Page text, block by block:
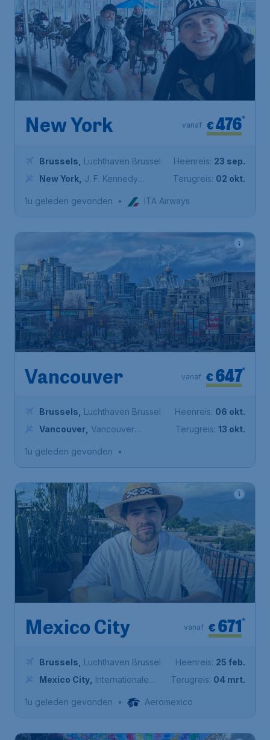
New York €476*
vanaf
Brussels
Luchthaven Brussel
New York J. F. Kennedy
Heenreis: 23 sep.
Terugreis: 02 okt.
1u geleden gevonden • ITA Airways
Vancouver € 647*
vanaf
Brussels
Luchthaven Brussel
Vancouver Vancouver
Heenreis: 06 okt.
Terugreis: 13 okt.
1u geleden gevonden •
Mexico City € 671*
vanaf
Brussels
Luchthaven Brussel
Mexico City Internationale
Heenreis: 25 feb.
Terugreis: 04 mrt.
1u geleden gevonden • Aeromexico